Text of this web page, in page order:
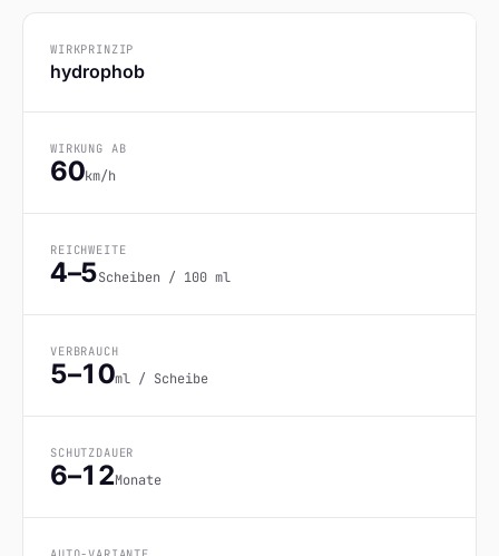
WIRKPRINZIP
hydrophob
WIRKUNG AB
60km/h
REICHWEITE
4–5Scheiben / 100 ml
VERBRAUCH
5–10ml / Scheibe
SCHUTZDAUER
6–12Monate